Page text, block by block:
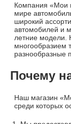
Компания «Мои
мире
широкий
автомобилей и
летние модели.
многообразием
разнообразные
Почему
Наш магазин
среди которых